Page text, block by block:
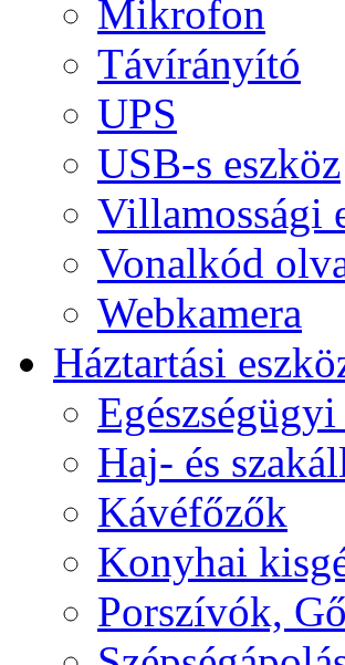
Mikrofon
Távírányító
UPS
USB-s eszköz
Villamossági
Vonalkód
Webkamera
Háztartási
Haj- és
Kávéfőzők
Konyhai
Porszívók,